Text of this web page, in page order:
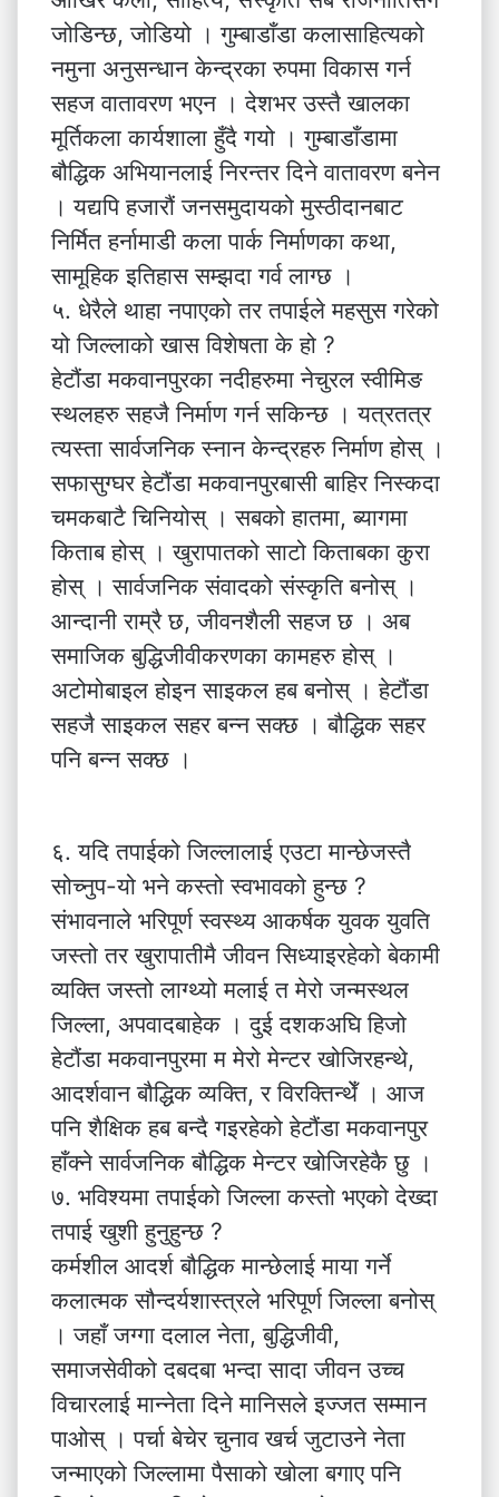
जोडिन्छ, जोडियो । गुम्बाडाँडा कलासाहित्यको
नमुना अनुसन्धान केन्द्रका रुपमा विकास गर्न
सहज वातावरण भएन । देशभर उस्तै खालका
मूर्तिकला कार्यशाला हुँदै गयो । गुम्बाडाँडामा
बौद्धिक अभियानलाई निरन्तर दिने वातावरण बनेन
। यद्यपि हजारौं जनसमुदायको मुस्ठीदानबाट
निर्मित हर्नामाडी कला पार्क निर्माणका कथा,
सामूहिक इतिहास सम्झदा गर्व लाग्छ ।
५. धेरैले थाहा नपाएको तर तपाईले महसुस गरेको
यो जिल्लाको खास विशेषता के हो ?
हेटौंडा मकवानपुरका नदीहरुमा नेचुरल स्वीमिङ
स्थलहरु सहजै निर्माण गर्न सकिन्छ । यत्रतत्र
त्यस्ता सार्वजनिक स्नान केन्द्रहरु निर्माण होस् ।
सफासुग्घर हेटौंडा मकवानपुरबासी बाहिर निस्कदा
चमकबाटै चिनियोस् । सबको हातमा, ब्यागमा
किताब होस् । खुरापातको साटो किताबका कुरा
होस् । सार्वजनिक संवादको संस्कृति बनोस् ।
आन्दानी राम्रै छ, जीवनशैली सहज छ । अब
समाजिक बुद्धिजीवीकरणका कामहरु होस् ।
अटोमोबाइल होइन साइकल हब बनोस् । हेटौंडा
सहजै साइकल सहर बन्न सक्छ । बौद्धिक सहर
पनि बन्न सक्छ ।
६. यदि तपाईको जिल्लालाई एउटा मान्छेजस्तै
सोच्नुप-यो भने कस्तो स्वभावको हुन्छ ?
संभावनाले भरिपूर्ण स्वस्थ्य आकर्षक युवक युवति
जस्तो तर खुरापातीमै जीवन सिध्याइरहेको बेकामी
व्यक्ति जस्तो लाग्थ्यो मलाई त मेरो जन्मस्थल
जिल्ला, अपवादबाहेक । दुई दशकअघि हिजो
हेटौंडा मकवानपुरमा म मेरो मेन्टर खोजिरहन्थे,
आदर्शवान बौद्धिक व्यक्ति, र विरक्तिन्थेँ । आज
पनि शैक्षिक हब बन्दै गइरहेको हेटौंडा मकवानपुर
हाँक्ने सार्वजनिक बौद्धिक मेन्टर खोजिरहेकै छु ।
७. भविश्यमा तपाईको जिल्ला कस्तो भएको देख्दा
तपाई खुशी हुनुहुन्छ ?
कर्मशील आदर्श बौद्धिक मान्छेलाई माया गर्ने
कलात्मक सौन्दर्यशास्त्रले भरिपूर्ण जिल्ला बनोस्
। जहाँ जग्गा दलाल नेता, बुद्धिजीवी,
समाजसेवीको दबदबा भन्दा सादा जीवन उच्च
विचारलाई मान्नेता दिने मानिसले इज्जत सम्मान
पाओस् । पर्चा बेचेर चुनाव खर्च जुटाउने नेता
जन्माएको जिल्लामा पैसाको खोला बगाए पनि